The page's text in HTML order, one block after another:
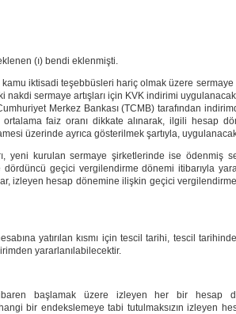
(ı) bendi eklenmişti.
iktisadi teşebbüsleri hariç olmak üzere
sermaye artışları için KVK indirimi
Merkez Bankası (TCMB) tarafından
faiz oranı dikkate alınarak, ilgili hesap
üzerinde ayrıca gösterilmek şartıyla,
yeni kurulan sermaye şirketlerinde ise ödenmiş
dördüncü geçici vergilendirme dönemi itibarıyla
izleyen hesap dönemine ilişkin geçici
yatırılan kısmı için tescil tarihi, tescil
yararlanılabilecektir.
itibaren başlamak üzere izleyen her bir hesap
bir endekslemeye tabi tutulmaksızın izleyen